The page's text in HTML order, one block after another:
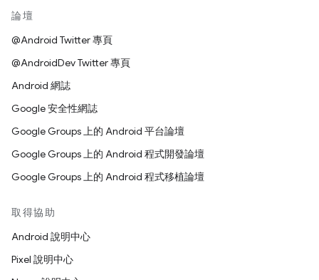
論壇
@Android Twitter 專頁
@AndroidDev Twitter 專頁
Android 網誌
Google 安全性網誌
Google Groups 上的 Android 平台論壇
Google Groups 上的 Android 程式開發論壇
Google Groups 上的 Android 程式移植論壇
取得協助
Android 說明中心
Pixel 說明中心